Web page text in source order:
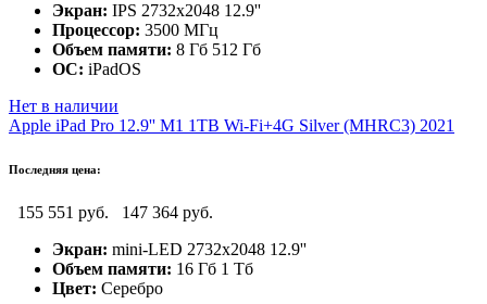
Экран: IPS 2732x2048 12.9''
Процессор: 3500 МГц
Объем памяти: 8 Гб 512 Гб
ОС: iPadOS
Нет в наличии
Apple iPad Pro 12.9'' M1 1TB Wi-Fi+4G Silver (MHRC3) 2021
Последняя цена:
155 551 руб.
147 364 руб.
Экран: mini-LED 2732x2048 12.9''
Объем памяти: 16 Гб 1 Тб
Цвет: Серебро